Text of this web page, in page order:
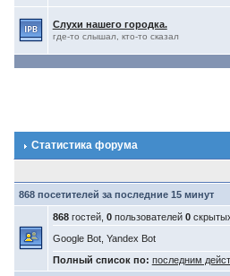
Слухи нашего городка.
где-то слышал, кто-то сказал
Статистика форума
868 посетителей за последние 15 минут
868гостей, 0пользователей 0
Google Bot, Yandex Bot
Полный список по: последним